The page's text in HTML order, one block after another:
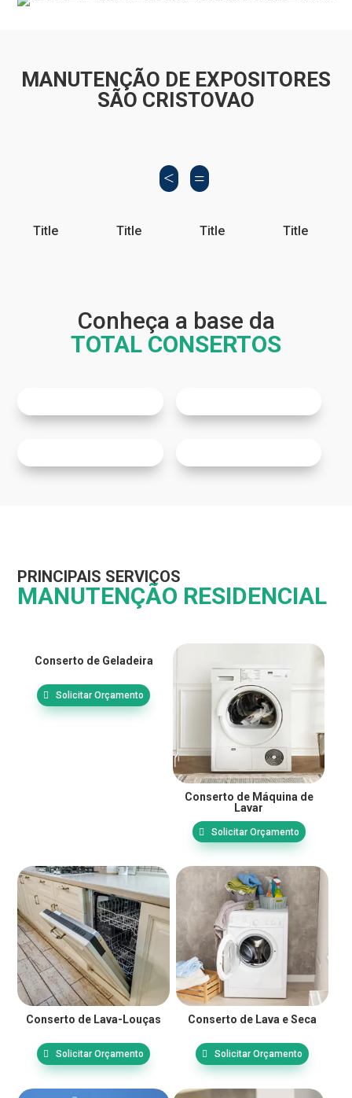
MANUTENÇÃO DE EXPOSITORES
SÃO CRISTOVAO
Title Title Title Title
Conheça a base da
TOTAL CONSERTOS
PRINCIPAIS SERVIÇOS
MANUTENÇÃO RESIDENCIAL
Conserto de Geladeira
Solicitar Orçamento
Conserto de Máquina de
Lavar
Solicitar Orçamento
Conserto de Lava-Louças
Solicitar Orçamento
Conserto de Lava e Seca
Solicitar Orçamento